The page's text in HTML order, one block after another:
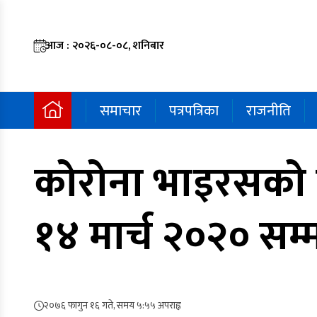
आज : २०२६-०८-०८, शनिबार
समाचार पत्रपत्रिका राजनीति
कोरोना
१४ मार्च २०२०
२०७६ फागुन १६ गते, समय ५:५५ अपराह्न